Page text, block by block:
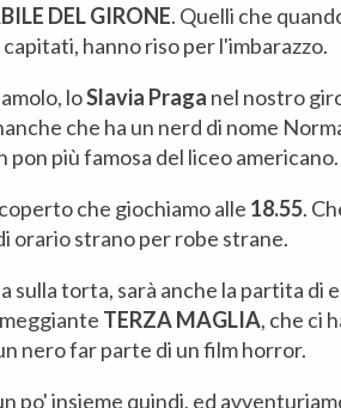
DEL GIRONE. Quelli che
hanno riso per l'imbarazzo.
loSlavia Praga nel nostro
che ha un nerd di nome
pon più famosa del liceo americano.
che giochiamo alle 18.55.
orario strano per robe strane.
sulla torta, sarà anche la partita di
TERZA MAGLIA, che ci
nero far parte di un film horror.
po' insieme quindi, ed